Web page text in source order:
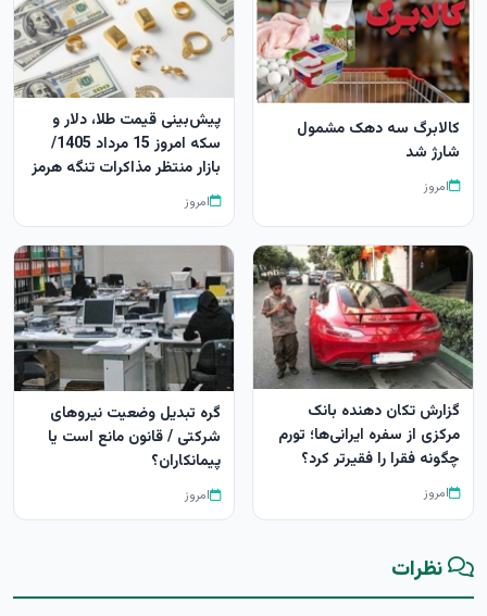
کالابرگ سه دهک مشمول
شارژ شد
امروز
پیش‌بینی قیمت طلا، دلار و
سکه امروز 15 مرداد 1405/
بازار منتظر مذاکرات تنگه هرمز
امروز
گزارش تکان‌ دهنده بانک
مرکزی از سفره ایرانی‌ها؛ تورم
چگونه فقرا را فقیرتر کرد؟
امروز
گره تبدیل وضعیت نیروهای
شرکتی / قانون مانع است یا
پیمانکاران؟
امروز
نظرات